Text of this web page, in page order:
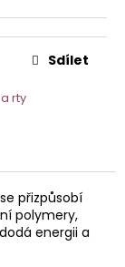
rty
Sdílet
přizpůsobí
polymery,
energii a